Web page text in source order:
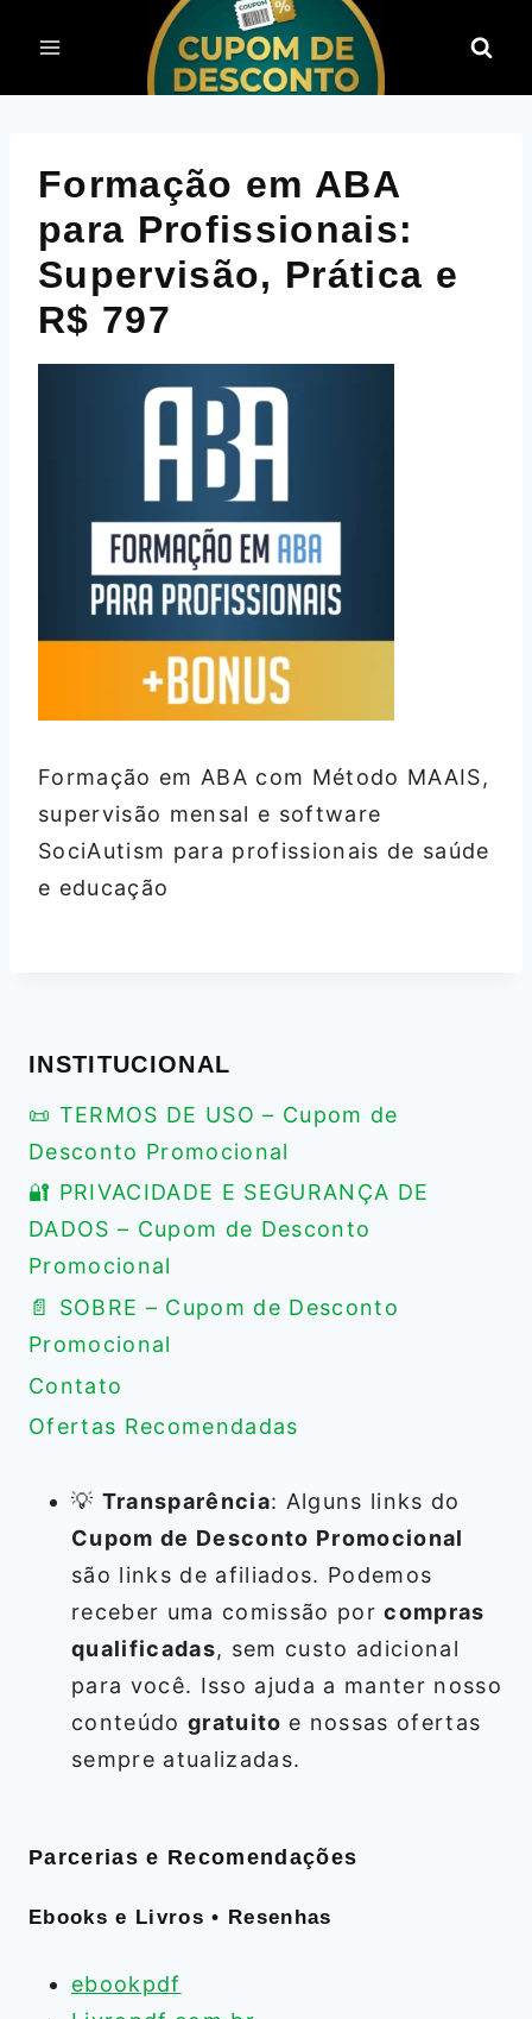
para
o
Formação em ABA
para Profissionais:
Supervisão, Prática e
R$ 797
Formação em ABA com Método MAAIS,
supervisão mensal e software
SociAutism para profissionais de saúde
e educação
INSTITUCIONAL
📜 TERMOS DE USO – Cupom de
Desconto Promocional
🔐 PRIVACIDADE E SEGURANÇA DE
DADOS – Cupom de Desconto
Promocional
📄 SOBRE – Cupom de Desconto
Promocional
Contato
Ofertas Recomendadas
💡 Transparência: Alguns links do
Cupom de Desconto Promocional
são links de afiliados. Podemos
receber uma comissão porcompras
qualificadas, sem custo adicional
para você. Isso ajuda a manter nosso
conteúdo gratuito e nossas ofertas
sempre atualizadas.
Parcerias e Recomendações
Ebooks e Livros • Resenhas
ebookpdf